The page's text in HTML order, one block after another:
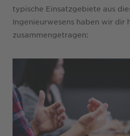
typische Einsatzgebiete aus
Ingenieurwesens haben wir dir
zusammengetragen: